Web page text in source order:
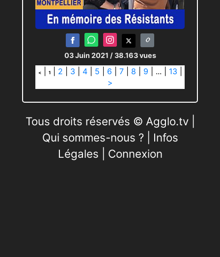
03 Juin 2021 / 38.163 vues
<| 1| 2 3 4| 5 6 7| 8 9 ... 13
>
Tous droits réservés © Agglo.tv |
Qui sommes-nous ?| Infos
Légales
Connexion